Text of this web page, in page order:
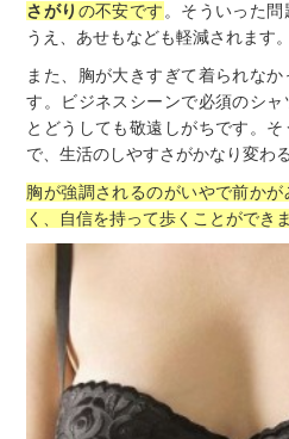
さがり の不安です 。そういった
うえ、あせもなども軽減されます。
また、胸が大きすぎて着られな
す。ビジネスシーンで必須のシ
とどうしても敬遠しがちです。
で、生活のしやすさがかなり変わ
胸が強調されるのがいやで前か
く、自信を持って歩くことができ